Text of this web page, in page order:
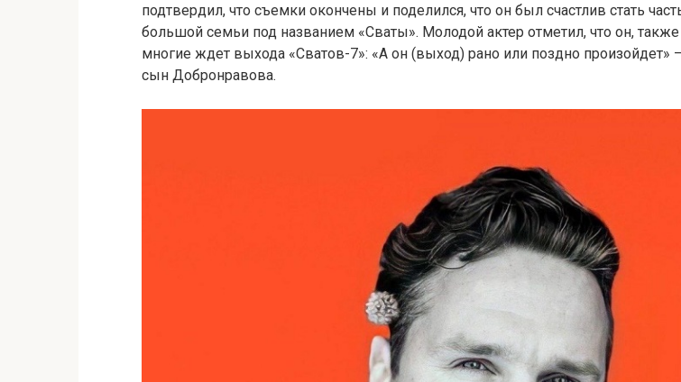
подтвердил, что съемки окончены и поделился, что он был счастлив стать
большой семьи под названием «Сваты». Молодой актер отметил, что он,
многие ждет выхода «Сватов-7»: «А он (выход) рано или поздно произойдет»
сын Добронравова.